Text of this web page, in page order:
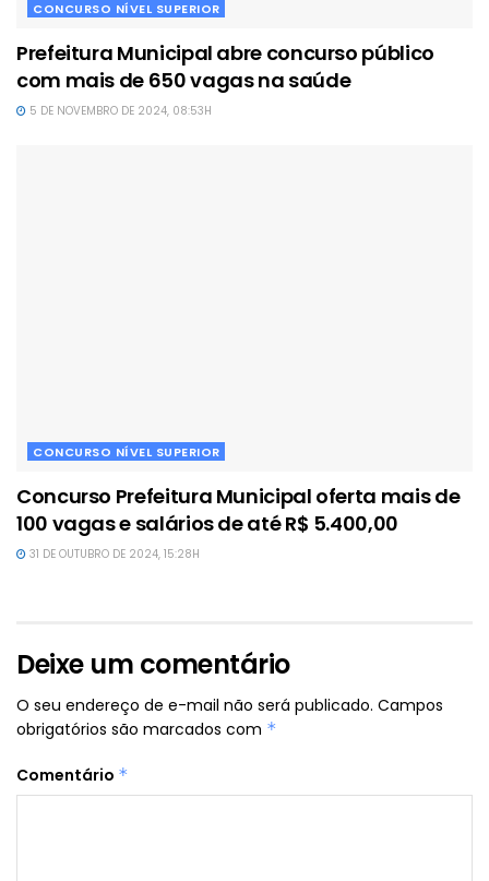
CONCURSO NÍVEL SUPERIOR
Prefeitura Municipal abre concurso público
com mais de 650 vagas na saúde
5 DE NOVEMBRO DE 2024, 08:53H
CONCURSO NÍVEL SUPERIOR
Concurso Prefeitura Municipal oferta mais de
100 vagas e salários de até R$ 5.400,00
31 DE OUTUBRO DE 2024, 15:28H
Deixe um comentário
O seu endereço de e-mail não será publicado. Campos
obrigatórios são marcados com *
Comentário *